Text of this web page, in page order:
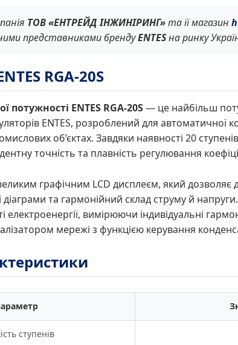
ТОВ «ЕНТРЕЙД ІНЖИНІРИНГ»та її магазин
представниками брендуENTESна ринку
RGA-20S
потужності ENTES RGA-20S— це найбільш
ENTES, розроблений для автоматичної
об’єктах. Завдяки наявності 20
точність та плавність регулювання
графічним LCD дисплеєм, який дозволяє
діаграми та гармонійний склад струму й
електроенергії, вимірюючи індивідуальні
мережі з функцією керування
ступенів